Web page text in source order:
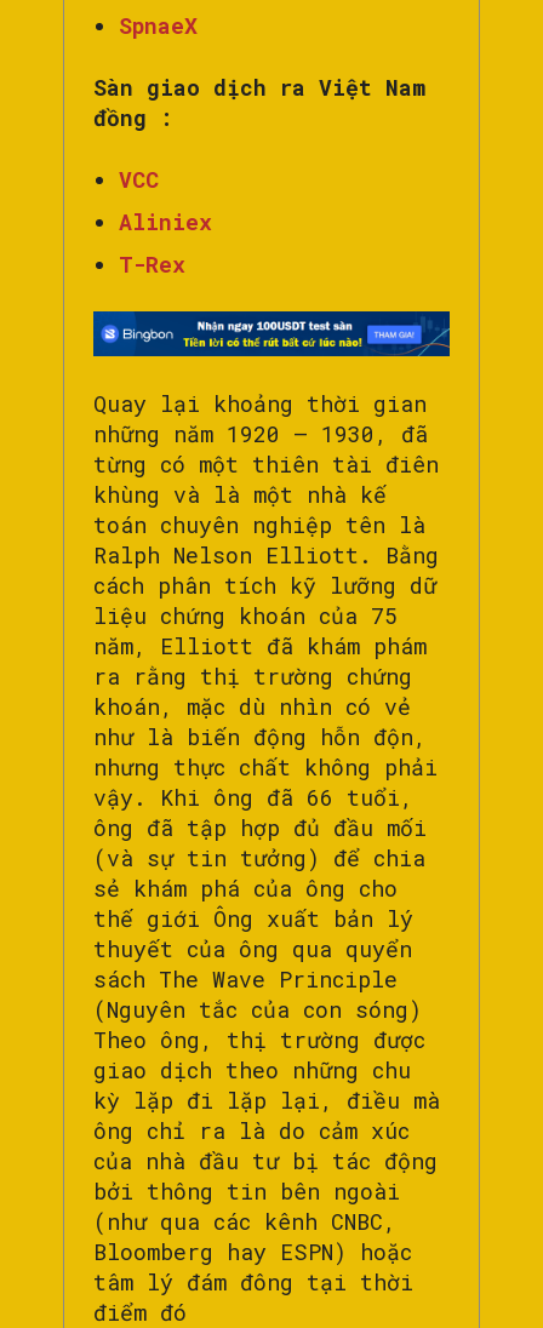
SpnaeX
Sàn giao dịch ra Việt Nam
đồng :
VCC
Aliniex
T-Rex
Quay lại khoảng thời gian
những năm 1920 – 1930, đã
từng có một thiên tài điên
khùng và là một nhà kế
toán chuyên nghiệp tên là
Ralph Nelson Elliott. Bằng
cách phân tích kỹ lưỡng dữ
liệu chứng khoán của 75
năm, Elliott đã khám phám
ra rằng thị trường chứng
khoán, mặc dù nhìn có vẻ
như là biến động hỗn độn,
nhưng thực chất không phải
vậy. Khi ông đã 66 tuổi,
ông đã tập hợp đủ đầu mối
(và sự tin tưởng) để chia
sẻ khám phá của ông cho
thế giới Ông xuất bản lý
thuyết của ông qua quyển
sách The Wave Principle
(Nguyên tắc của con sóng)
Theo ông, thị trường được
giao dịch theo những chu
kỳ lặp đi lặp lại, điều mà
ông chỉ ra là do cảm xúc
của nhà đầu tư bị tác động
bởi thông tin bên ngoài
(như qua các kênh CNBC,
Bloomberg hay ESPN) hoặc
tâm lý đám đông tại thời
điểm đó